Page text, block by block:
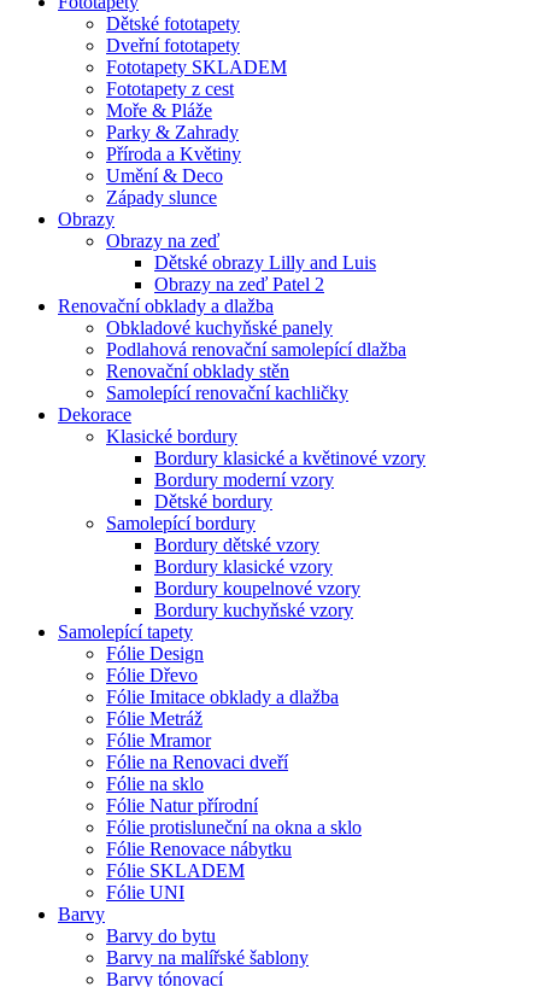
Dětské fototapety
Dveřní fototapety
Fototapety SKLADEM
Fototapety z cest
Moře & Pláže
Parky & Zahrady
Příroda a Květiny
Umění & Deco
Západy slunce
Obrazy
Obrazy na zeď
Dětské obrazy Lilly and Luis
Obrazy na zeď Patel 2
Renovační obklady a dlažba
Obkladové kuchyňské panely
Podlahová renovační samolepící dlažba
Renovační obklady stěn
Samolepící renovační kachličky
Dekorace
Klasické bordury
Bordury klasické a květinové vzory
Bordury moderní vzory
Dětské bordury
Samolepící bordury
Bordury dětské vzory
Bordury klasické vzory
Bordury koupelnové vzory
Bordury kuchyňské vzory
Samolepící tapety
Fólie Design
Fólie Dřevo
Fólie Imitace obklady a dlažba
Fólie Metráž
Fólie Mramor
Fólie na Renovaci dveří
Fólie na sklo
Fólie Natur přírodní
Fólie protisluneční na okna a sklo
Fólie Renovace nábytku
Fólie SKLADEM
Fólie UNI
Barvy
Barvy do bytu
Barvy na malířské šablony
Barvy tónovací